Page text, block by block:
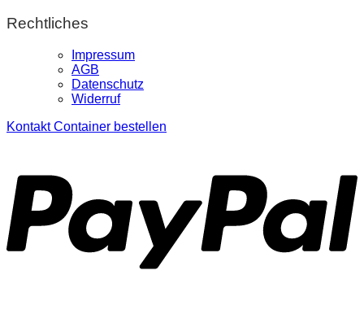
Rechtliches
Impressum
AGB
Datenschutz
Widerruf
Kontakt Container bestellen